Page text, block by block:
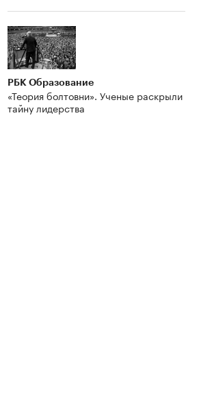
РБК Образование
«Теория болтовни». Ученые раскрыли
тайну лидерства